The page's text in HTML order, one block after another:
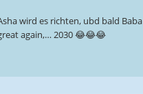
wird es richten, ubd bald
again,… 2030 😂😂😂